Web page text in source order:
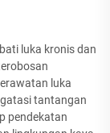
luka kronis dan
luka
tantangan
pendekatan